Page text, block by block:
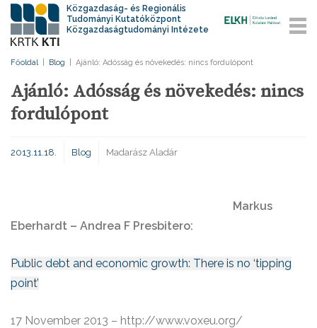
Közgazdaság- és Regionális
Tudományi Kutatóközpont
Közgazdaságtudományi Intézete
Főoldal Blog Ajánló: Adósság és növekedés: nincs fordulópont
Ajánló: Adósság és növekedés: nincs
fordulópont
2013.11.18. Blog Madarász Aladár
Markus
Eberhardt – Andrea F Presbitero:
Public debt and economic growth: There is no ‘tipping
point’
17 November 2013 – http://www.voxeu.org/